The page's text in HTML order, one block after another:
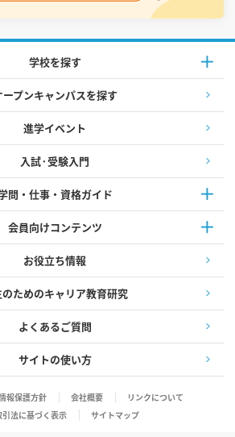
学校を探す
ープンキャンパスを探す
進学イベント
入試·受験入門
問・仕事・資格ガイド
会員向けコンテンツ
お役立ち情報
ためのキャリア教育研究
よくあるご質問
サイトの使い方
報保護方針 会社概要
リンクについて
引法に基づく表示
サイトマップ